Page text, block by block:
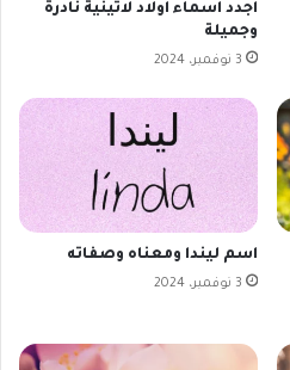
اجدد اسماء اولاد لاتينية نادرة
وجميلة
3 نوفمبر، 2024
اسم ليندا ومعناه وصفاته
3 نوفمبر، 2024